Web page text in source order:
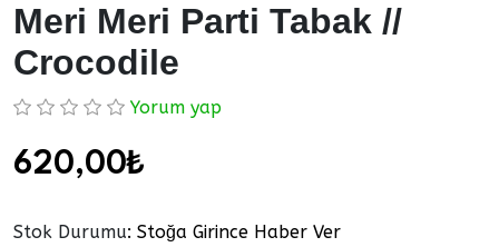
Meri Meri Parti Tabak //
Crocodile
Yorum yap
620,00₺
Stok Durumu: Stoğa Girince Haber Ver